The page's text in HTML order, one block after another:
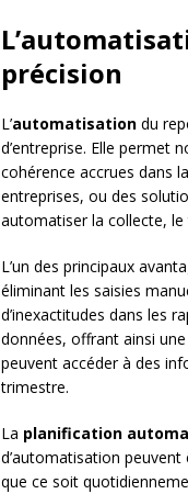
précision
L’automatisation du
d’entreprise. Elle permet
cohérence accrues dans
entreprises, ou des
automatiser la collecte,
L’un des principaux
éliminant les saisies
d’inexactitudes dans les
données, offrant ainsi
peuvent accéder à des
trimestre.
La planification
d’automatisation
que ce soit